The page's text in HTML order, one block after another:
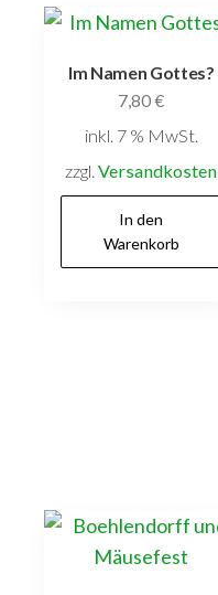
Im Namen Gottes?
7,80€
inkl. 7 % MwSt.
zzgl.Versandkosten
In den
Warenkorb